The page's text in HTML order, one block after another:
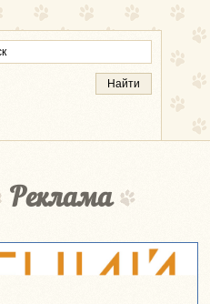
Реклама